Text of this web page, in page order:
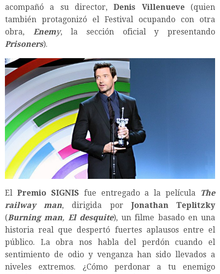
acompañó a su director,Denis Villenueve(quien
también protagonizó el Festival ocupando con otra
obra, Enemy, la sección oficial y presentando
Prisoners).
El Premio SIGNIS fue entregado a la película
The
railway man, dirigida por Jonathan Teplitzky
(Burning man, El desquite), un filme basado en una
historia real que despertó fuertes aplausos entre el
público. La obra nos habla del perdón cuando el
sentimiento de odio y venganza han sido llevados a
niveles extremos. ¿Cómo perdonar a tu enemigo